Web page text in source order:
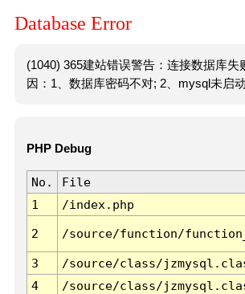
Database Error
(1040) 365建站错误警告：连接数据库失
因：1、数据库密码不对; 2、mysql未启动
PHP Debug
No. File
1
/index.php
2 /source/function/
3 /source/class/
4
/source/class/